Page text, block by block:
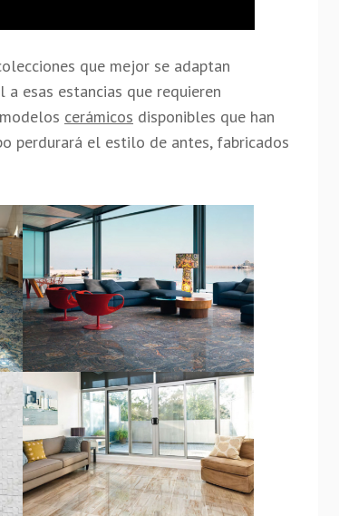
que mejor se adaptan
a esas estancias que requieren
cerámicos disponibles que han
perdurará el estilo de antes, fabricados